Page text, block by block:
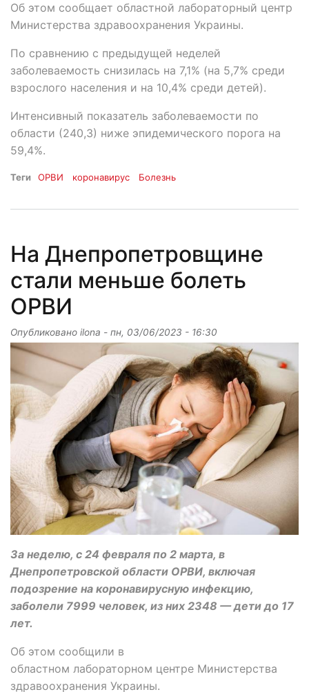
Об этом сообщает областной лабораторный центр
Министерства здравоохранения Украины.
По сравнению с предыдущей неделей
заболеваемость снизилась на 7,1% (на 5,7% среди
взрослого населения и на 10,4% среди детей).
Интенсивный показатель заболеваемости по
области (240,3) ниже эпидемического порога на
59,4%.
Теги ОРВИ коронавирус Болезнь
На Днепропетровщине
стали меньше болеть
ОРВИ
Опубликовано ilona - пн, 03/06/2023 - 16:30
За неделю, с 24 февраля по 2 марта, в
Днепропетровской области ОРВИ, включая
подозрение на коронавирусную инфекцию,
заболели 7999 человек, из них 2348 — дети до 17
лет.
Об этом сообщили в
областном лабораторном центре Министерства
здравоохранения Украины.